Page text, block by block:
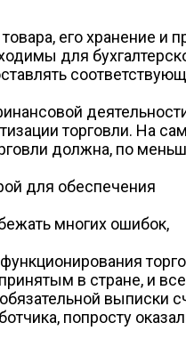
его хранение и
для
торговли. На
должна, по
для обеспечения
многих ошибок,
в стране, и
выписки
попросту